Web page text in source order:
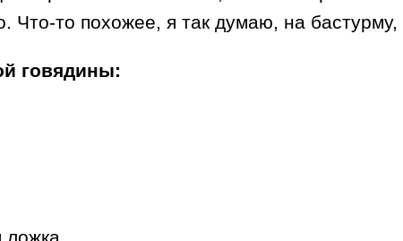
Что-то похожее, я так думаю, на
говядины: